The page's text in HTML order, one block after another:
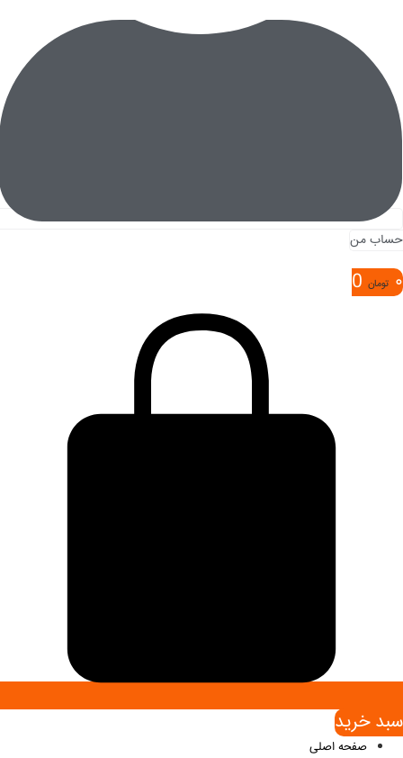
حساب من
۰ تومان 0
سبد خريد
صفحه اصلی